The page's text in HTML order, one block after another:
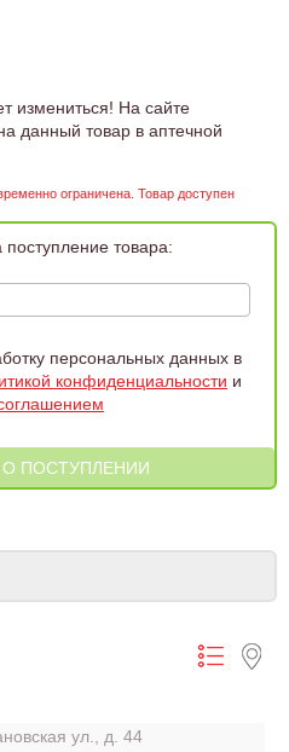
измениться! На сайте
данный товар в аптечной
ограничена. Товар доступен
товара:
персональных данных в
конфиденциальности и
ул., д. 44